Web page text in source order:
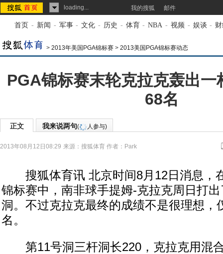
loading... 我的搜狐 邮件
首页 - 新闻 - 军事 - 文化 - 历史 - 体育 - NBA - 视频 - 娱谈 -
> 2013年美国PGA锦标赛 > 2013美国PGA锦标赛动态
PGA锦标赛末轮克拉克轰出一
68名
正文 我来说两句( 人参与)
2013年08月12日08:29 来源： 搜狐体育 作者：Park
搜狐体育讯 北京时间8月12日消息，
锦标赛中，南非球手提姆-克拉克周日打
洞。不过克拉克最终的成绩不是很理想，
名。
第11号洞三杆洞长220，克拉克用混